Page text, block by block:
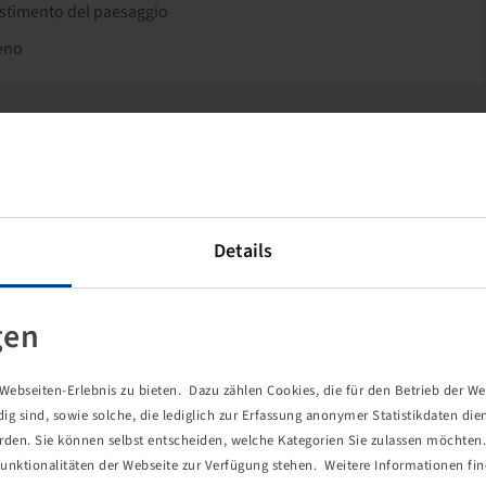
Details
Erlebnis zu bieten. Dazu zählen Cookies, die für den Betrieb der
sind, sowie solche, die lediglich zur Erfassung anonymer Statistikdaten
Sie können selbst entscheiden, welche Kategorien Sie zulassen
der Webseite zur Verfügung stehen. Weitere Informationen
del paesaggio
20 x 10.00 -